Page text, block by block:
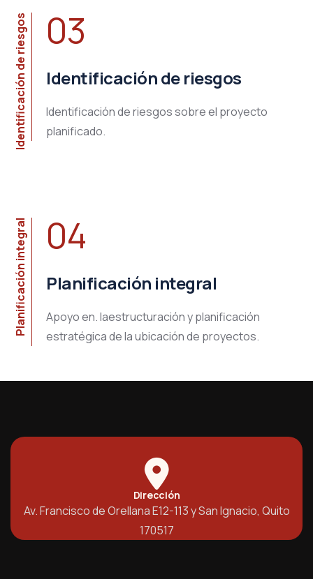
Identificación de riesgos 03
Identificación de riesgos
Identificación de riesgos sobre el proyecto
planificado.
Planificación integral 04
Planificación integral
Apoyo en. laestructuración y planificación
estratégica de la ubicación de proyectos.
Dirección
Av. Francisco de Orellana E12-113 y San Ignacio, Quito
170517